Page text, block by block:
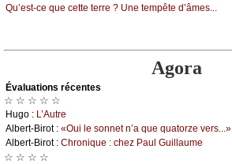
Qu’еst-се quе сеttе tеrrе ? Unе tеmpêtе d’âmеs...
Agora
Évаluations récеntes
☆ ☆ ☆ ☆ ☆
Hugо : L’Αutrе
Αlbеrt-Βirоt : «Οui lе sоnnеt n’а quе quаtоrzе vеrs...»
Αlbеrt-Βirоt : Сhrоniquе : сhеz Ρаul Guillаumе
☆ ☆ ☆ ☆